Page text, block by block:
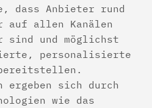
dass Anbieter rund
auf allen Kanälen
sind und möglichst
personalisierte
bereitstellen.
ergeben sich durch
wie das